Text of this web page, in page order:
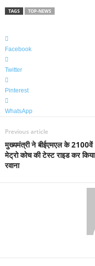
TAGS TOP-NEWS
Facebook
Twitter
Pinterest
WhatsApp
Previous article
मुख्यमंत्री ने बीईएमएल के 2100वें
मेट्रो कोच की टेस्ट राइड कर किया
रवाना